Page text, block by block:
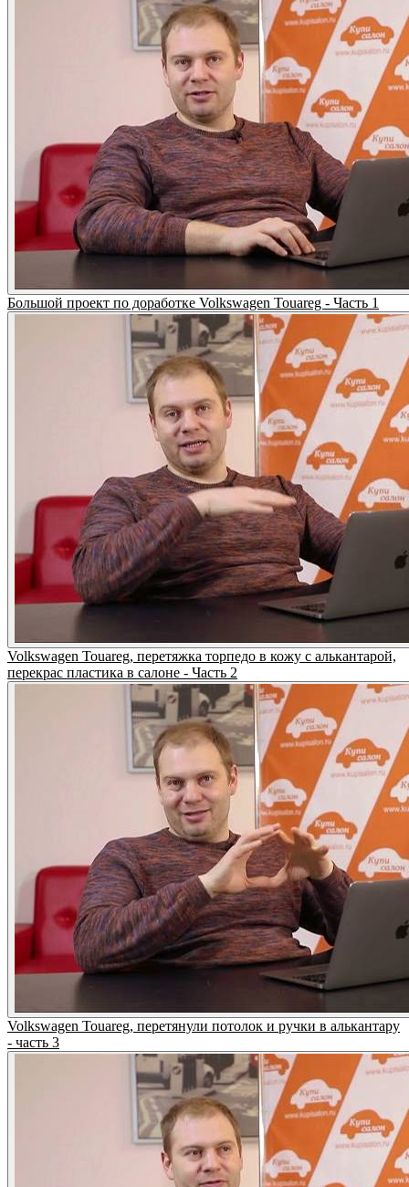
Большой проект по доработке Volkswagen Touareg - Часть 1
Volkswagen Touareg, перетяжка торпедо в кожу с алькантарой,
перекрас пластика в салоне - Часть 2
Volkswagen Touareg, перетянули потолок и ручки в алькантару
- часть 3